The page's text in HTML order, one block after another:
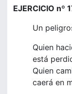
EJERCICIO nº
Un
Quien
está
Quien
caerá en